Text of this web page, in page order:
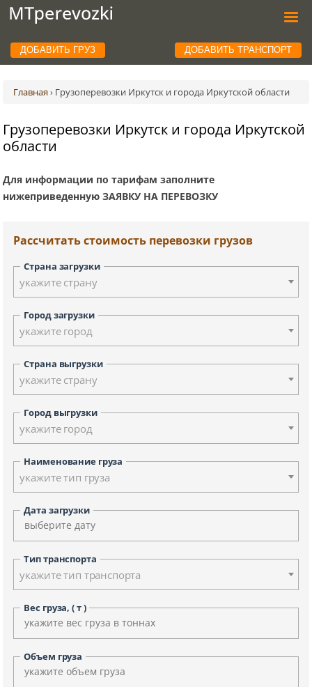
ДОБАВИТЬ ГРУЗ ДОБАВИТЬ ТРАНСПОРТ
Главная › Грузоперевозки Иркутск и города Иркутской области
Грузоперевозки Иркутск и города Иркутской
области
Для информации по тарифам заполните
нижеприведенную ЗАЯВКУ НА ПЕРЕВОЗКУ
Рассчитать стоимость перевозки грузов
Страна загрузки
укажите страну
Город загрузки
укажите город
Страна выгрузки
укажите страну
Город выгрузки
укажите город
Наименование груза
укажите тип груза
Дата загрузки
Тип транспорта
укажите тип транспорта
Вес груза, ( т )
Объем груза